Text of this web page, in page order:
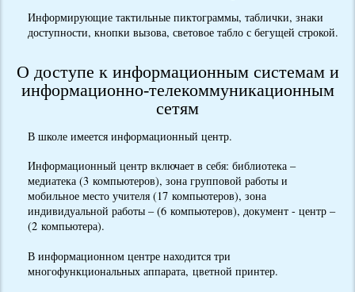
Информирующие тактильные пиктограммы, таблички, знаки
доступности, кнопки вызова, световое табло с бегущей строкой.
О доступе к информационным системам и
информационно-телекоммуникационным
сетям
В школе имеется информационный центр.
Информационный центр включает в себя: библиотека –
медиатека (3 компьютеров), зона групповой работы и
мобильное место учителя (17 компьютеров), зона
индивидуальной работы – (6 компьютеров), документ - центр –
(2 компьютера).
В информационном центре находится три
многофункциональных аппарата, цветной принтер.